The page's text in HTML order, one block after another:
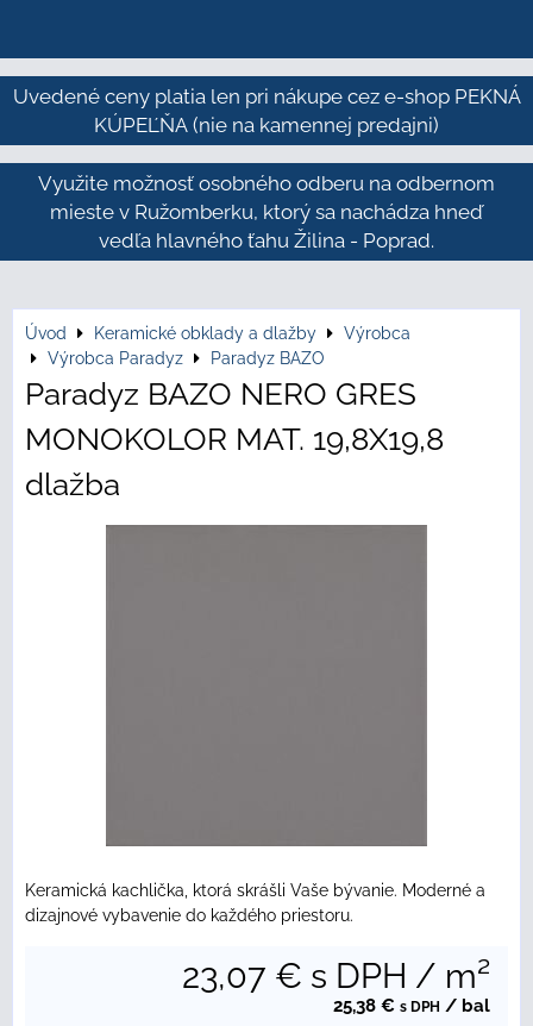
Uvedené ceny platia len pri nákupe cez e-shop PEKNÁ
KÚPEĽŇA (nie na kamennej predajni)
Využite možnosť osobného odberu na odbernom
mieste v Ružomberku, ktorý sa nachádza hneď
vedľa hlavného ťahu Žilina - Poprad.
Úvod Keramické obklady a dlažby
Výrobca
Výrobca Paradyz
Paradyz BAZO
Paradyz BAZO NERO GRES
MONOKOLOR MAT. 19,8X19,8
dlažba
Keramická kachlička, ktorá skrášli Vaše bývanie. Moderné a
dizajnové vybavenie do každého priestoru.
23,07 € s DPH / m²
25,38 € s DPH / bal